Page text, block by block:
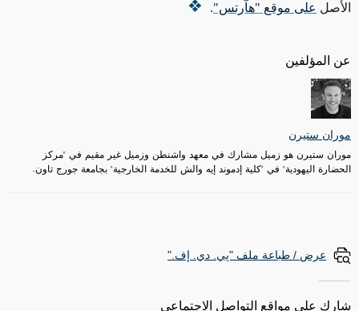
عن المؤلفين
موران ستيرن
موران ستيرن هو زميل مشارك في معهد واشنطن وزميل غير مقيم في "مركز
الحضارة اليهودية" في "كلية إدموند إيه والش للخدمة الخارجية" بجامعة جورج تاون.
الأصل على موقع "هآرتس".
عرض / طباعة ملف "پي. دي. إف."
شارك على مواقع التواصل الاجتماعي